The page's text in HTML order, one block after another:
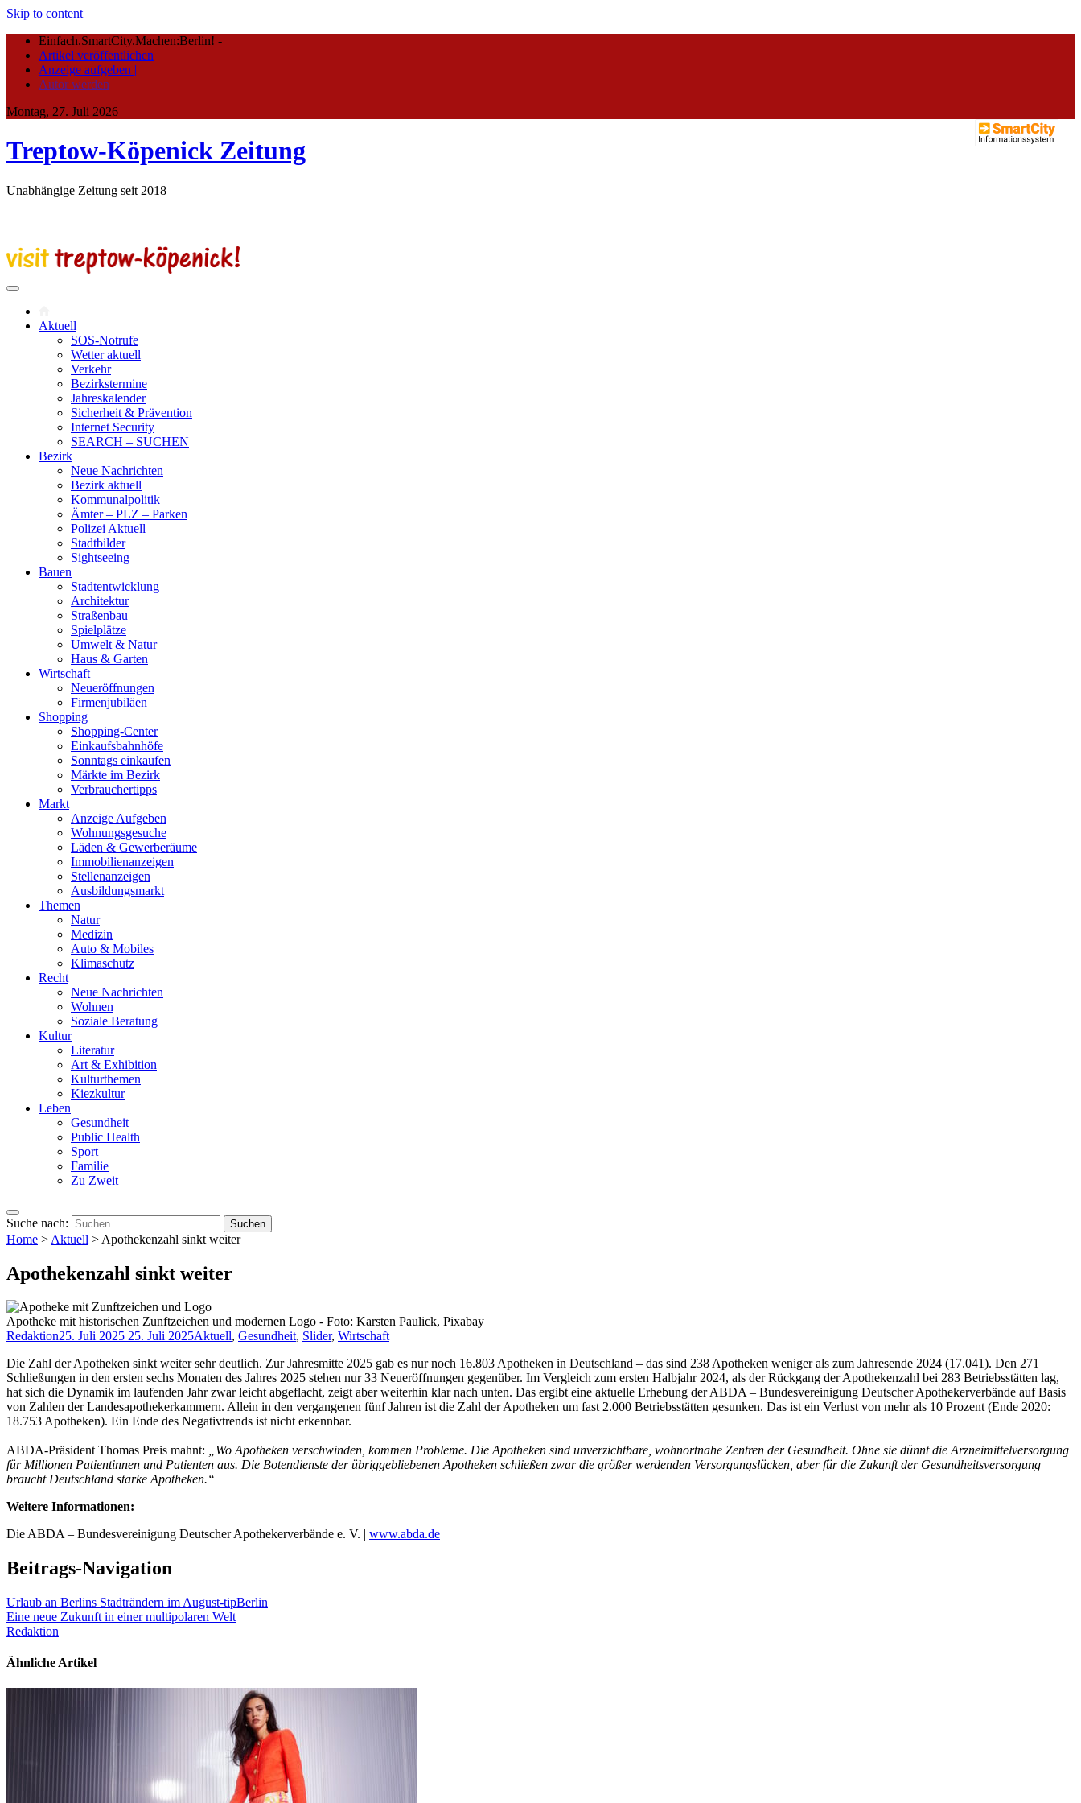
Skip to content
Einfach.SmartCity.Machen:Berlin! -
Artikel veröffentlichen |
Anzeige aufgeben |
Autor werden
Montag, 27. Juli 2026
Treptow-Köpenick Zeitung
Unabhängige Zeitung seit 2018
Aktuell
SOS-Notrufe
Wetter aktuell
Verkehr
Bezirkstermine
Jahreskalender
Sicherheit & Prävention
Internet Security
SEARCH – SUCHEN
Bezirk
Neue Nachrichten
Bezirk aktuell
Kommunalpolitik
Ämter – PLZ – Parken
Polizei Aktuell
Stadtbilder
Sightseeing
Bauen
Stadtentwicklung
Architektur
Straßenbau
Spielplätze
Umwelt & Natur
Haus & Garten
Wirtschaft
Neueröffnungen
Firmenjubiläen
Shopping
Shopping-Center
Einkaufsbahnhöfe
Sonntags einkaufen
Märkte im Bezirk
Verbrauchertipps
Markt
Anzeige Aufgeben
Wohnungsgesuche
Läden & Gewerberäume
Immobilienanzeigen
Stellenanzeigen
Ausbildungsmarkt
Themen
Natur
Medizin
Auto & Mobiles
Klimaschutz
Recht
Neue Nachrichten
Wohnen
Soziale Beratung
Kultur
Literatur
Art & Exhibition
Kulturthemen
Kiezkultur
Leben
Gesundheit
Public Health
Sport
Familie
Zu Zweit
Suche nach:
Home > Aktuell > Apothekenzahl sinkt weiter
Apothekenzahl sinkt weiter
Apotheke mit historischen Zunftzeichen und modernen Logo - Foto: Karsten Paulick, Pixabay
Redaktion25. Juli 2025 25. Juli 2025Aktuell, Gesundheit, Slider, Wirtschaft
Die Zahl der Apotheken sinkt weiter sehr deutlich. Zur Jahresmitte 2025 gab es nur noch 16.803 Apotheken in Deutschland – das sind 238 Apotheken weniger als zum Jahresende 2024 (17.041). Den 271
Schließungen in den ersten sechs Monaten des Jahres 2025 stehen nur 33 Neueröffnungen gegenüber. Im Vergleich zum ersten Halbjahr 2024, als der Rückgang der Apothekenzahl bei 283 Betriebsstätten lag,
hat sich die Dynamik im laufenden Jahr zwar leicht abgeflacht, zeigt aber weiterhin klar nach unten. Das ergibt eine aktuelle Erhebung der ABDA – Bundesvereinigung Deutscher Apothekerverbände auf Basis
von Zahlen der Landesapothekerkammern. Allein in den vergangenen fünf Jahren ist die Zahl der Apotheken um fast 2.000 Betriebsstätten gesunken. Das ist ein Verlust von mehr als 10 Prozent (Ende 2020:
18.753 Apotheken). Ein Ende des Negativtrends ist nicht erkennbar.
ABDA-Präsident Thomas Preis mahnt: „Wo Apotheken verschwinden, kommen Probleme. Die Apotheken sind unverzichtbare, wohnortnahe Zentren der Gesundheit. Ohne sie dünnt die Arzneimittelversorgung
für Millionen Patientinnen und Patienten aus. Die Botendienste der übriggebliebenen Apotheken schließen zwar die größer werdenden Versorgungslücken, aber für die Zukunft der Gesundheitsversorgung
braucht Deutschland starke Apotheken.“
Weitere Informationen:
Die ABDA – Bundesvereinigung Deutscher Apothekerverbände e. V. | www.abda.de
Beitrags-Navigation
Urlaub an Berlins Stadträndern im August-tipBerlin
Eine neue Zukunft in einer multipolaren Welt
Redaktion
Ähnliche Artikel